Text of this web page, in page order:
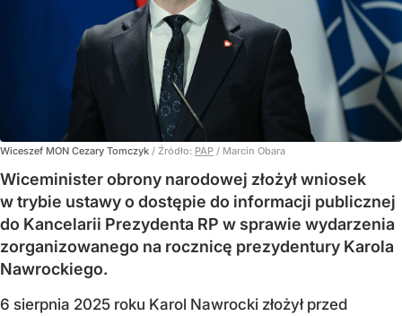
Wiceszef MON Cezary Tomczyk / Źródło: PAP / Marcin Obara
Wiceminister obrony narodowej złożył wniosek
w trybie ustawy o dostępie do informacji publicznej
do Kancelarii Prezydenta RP w sprawie wydarzenia
zorganizowanego na rocznicę prezydentury Karola
Nawrockiego.
6 sierpnia 2025 roku Karol Nawrocki złożył przed